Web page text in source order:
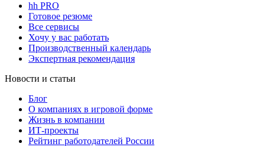
hh PRO
Готовое резюме
Все сервисы
Хочу у вас работать
Производственный календарь
Экспертная рекомендация
Новости и статьи
Блог
О компаниях в игровой форме
Жизнь в компании
ИТ-проекты
Рейтинг работодателей России